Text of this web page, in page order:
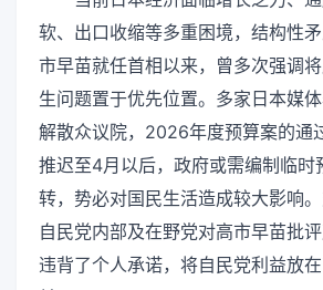
软、出口收缩等多重困境，结构性
市早苗就任首相以来，曾多次强调
生问题置于优先位置。多家日本媒
解散众议院，2026年度预算案的通
推迟至4月以后，政府或需编制临时
转，势必对国民生活造成较大影响。
自民党内部及在野党对高市早苗批
违背了个人承诺，将自民党利益放